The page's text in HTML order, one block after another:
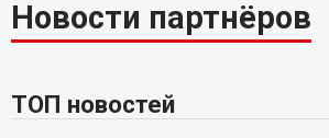
Новости партнёров
ТОП новостей